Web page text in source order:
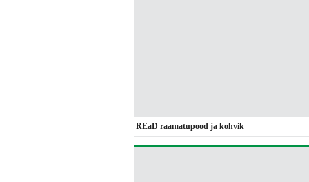
REaD raamatupood ja kohvik